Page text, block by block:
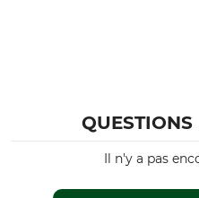
Type de produit
QUESTIONS
Il n'y a pas